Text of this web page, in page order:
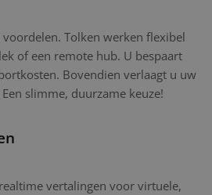
Tolken werken flexibel
of een remote hub. U bespaart
Bovendien verlaagt u uw
slimme, duurzame keuze!
vertalingen voor virtuele,